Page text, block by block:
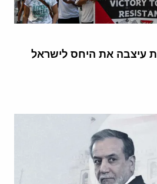
עיצבה את היחס לישראל